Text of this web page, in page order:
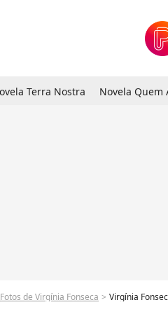
Terra Nostra Novela Quem
Fotos de Virgínia Fonseca Virgínia